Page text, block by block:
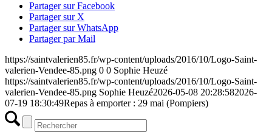
Partager sur Facebook
Partager sur X
Partager sur WhatsApp
Partager par Mail
https://saintvalerien85.fr/wp-content/uploads/2016/10/Logo-Saint-
valerien-Vendee-85.png 0 0 Sophie Heuzé
https://saintvalerien85.fr/wp-content/uploads/2016/10/Logo-Saint-
valerien-Vendee-85.png Sophie Heuzé2026-05-08 20:28:582026-
07-19 18:30:49Repas à emporter : 29 mai (Pompiers)